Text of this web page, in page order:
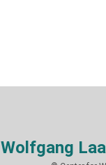
Wolfgang